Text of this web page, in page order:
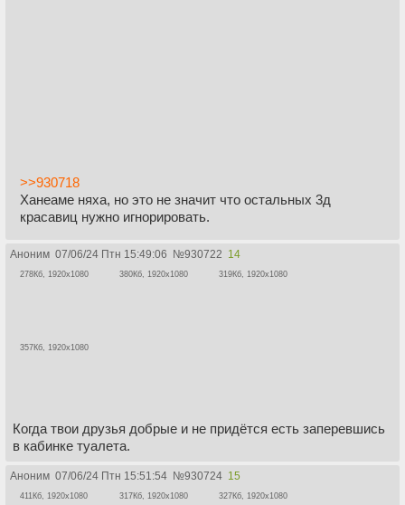
>>930718
Ханеаме няха, но это не значит что остальных 3д
красавиц нужно игнорировать.
Аноним 07/06/24 Птн 15:49:06 №930722 14
278Кб, 1920x1080 380Кб, 1920x1080 319Кб, 1920x1080
357Кб, 1920x1080
Когда твои друзья добрые и не придётся есть заперевшись
в кабинке туалета.
Аноним 07/06/24 Птн 15:51:54 №930724 15
411Кб, 1920x1080 317Кб, 1920x1080 327Кб, 1920x1080